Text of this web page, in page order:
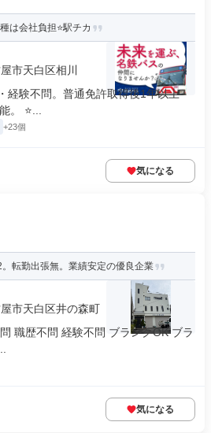
は会社負担⭐駅チカ
市天白区相川
経験不問。普通免許取得後1年以上
。 ⭐...
+23個
気になる
転勤出張無。業績安定の優良企業
市天白区井の森町
職歴不問 経験不問 ブランクOK ブラ
気になる